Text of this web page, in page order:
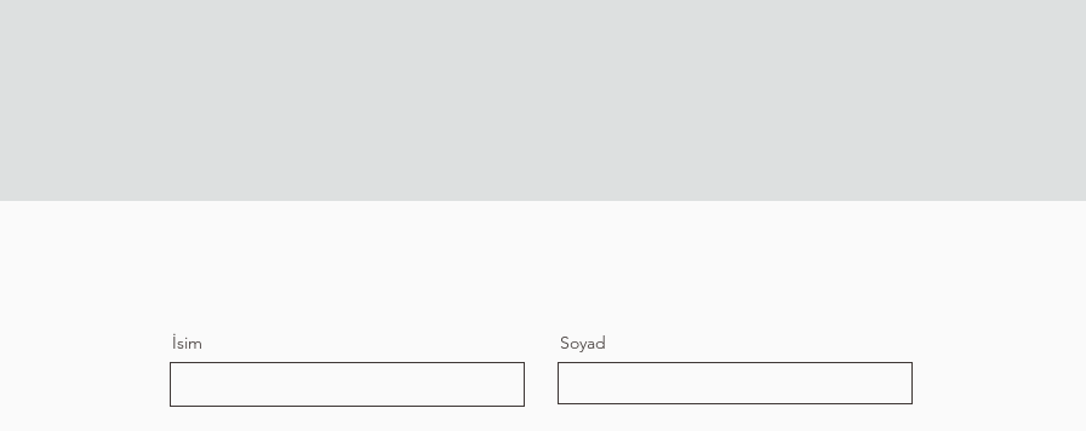
İsim Soyad